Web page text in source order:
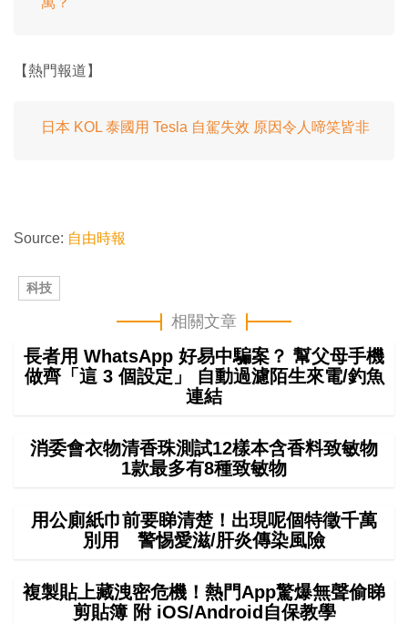
【熱門報道】
日本 KOL 泰國用 Tesla 自駕失效 原因令人啼笑皆非
Source: 自由時報
科技
相關文章
長者用 WhatsApp 好易中騙案？ 幫父母手機
做齊「這 3 個設定」 自動過濾陌生來電/釣魚
連結
消委會衣物清香珠測試12樣本含香料致敏物
1款最多有8種致敏物
用公廁紙巾前要睇清楚！出現呢個特徵千萬
別用 警惕愛滋/肝炎傳染風險
複製貼上藏洩密危機！熱門App驚爆無聲偷睇
剪貼簿 附 iOS/Android自保教學